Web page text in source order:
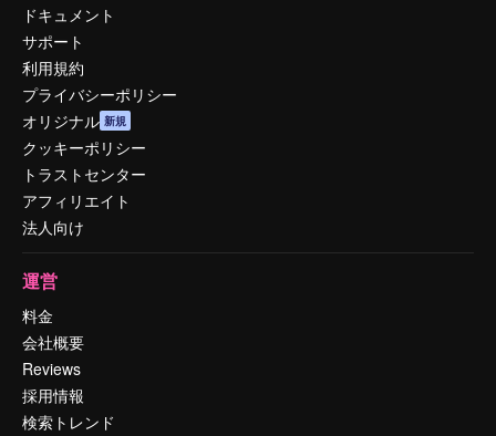
ドキュメント
サポート
利用規約
プライバシーポリシー
オリジナル 新規
クッキーポリシー
トラストセンター
アフィリエイト
法人向け
運営
料金
会社概要
Reviews
採用情報
検索トレンド